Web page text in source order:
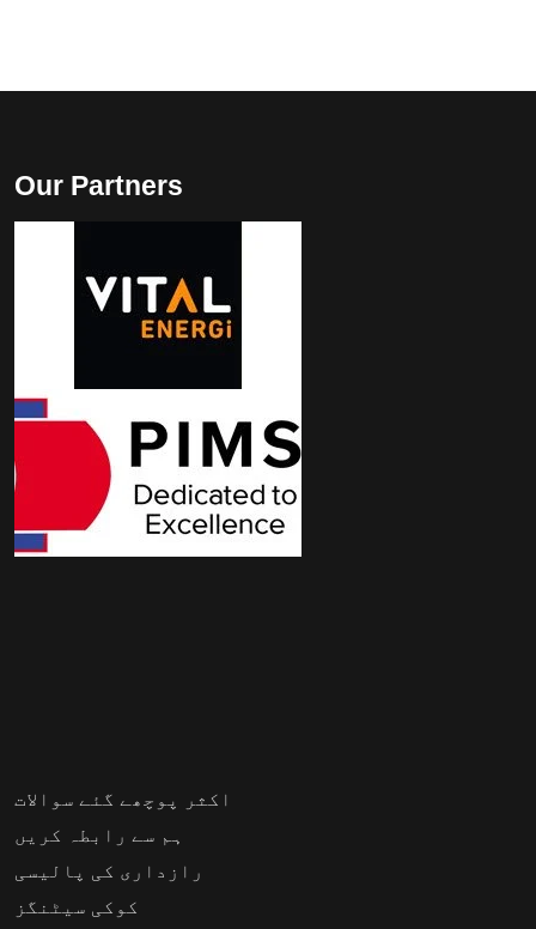
اکثر پوچھے گئے سوالات
ہم سے رابطہ کریں
رازداری کی پالیسی
کوکی سیٹنگز
Our Partners